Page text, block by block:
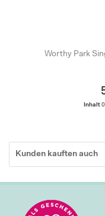
Worthy Park
Inhalt
Kunden kauften auch